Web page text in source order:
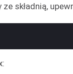
składnią,